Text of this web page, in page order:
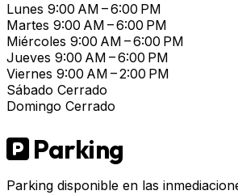
Lunes 9:00 AM – 6:00 PM
Martes 9:00 AM – 6:00 PM
Miércoles 9:00 AM – 6:00 PM
Jueves 9:00 AM – 6:00 PM
Viernes 9:00 AM – 2:00 PM
Sábado Cerrado
Domingo Cerrado
Parking
Parking disponible en las